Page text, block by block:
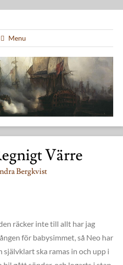
Menu
Värre
Bergkvist
räcker inte till allt har jag
för babysimmet, så Neo har
ska ramas in och upp i